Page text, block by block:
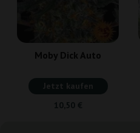
Moby Dick Auto
Jetzt kaufen
10,50 €